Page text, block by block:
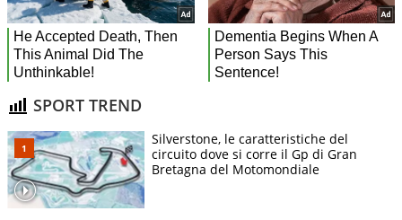
SPORT TREND
Silverstone, le caratteristiche del
circuito dove si corre il Gp di Gran
Bretagna del Motomondiale